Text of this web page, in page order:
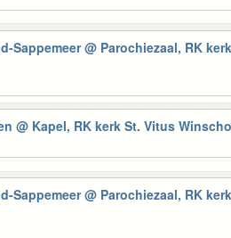
Sappemeer@ Parochiezaal, RK
@ Kapel, RK kerk St. Vitus
Sappemeer@ Parochiezaal, RK